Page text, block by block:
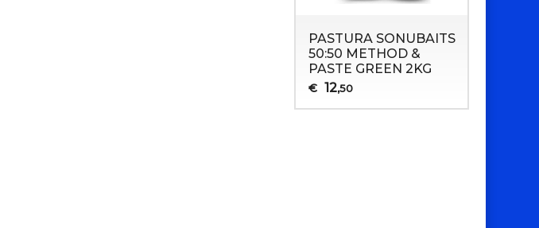
PASTURA SONUBAITS
50:50 METHOD &
PASTE GREEN 2KG
€ 12,50